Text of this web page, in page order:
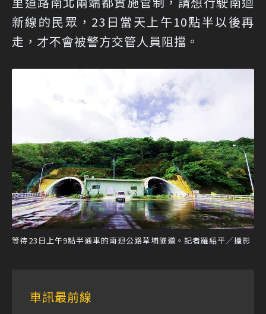
新線的民眾，23日當天上午10點半以後再
走，才不會被警方交管人員阻擋。
等待23日上午9點半通車的南迴公路草埔隧道。記者羅紹平／攝影
車訊最前線